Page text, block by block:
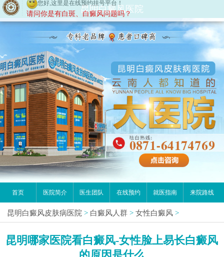
昆明白癜风医院
首页 医院简介 医生团队 在线预约 就医指南 来院路线
昆明白癜风皮肤病医院 > 白癜风人群 > 女性白癜风 >
昆明哪家医院看白癜风-女性脸上易长白癜风
您好,这里是在线预约挂号平台！
请问你是有白斑、白癜风问题吗？